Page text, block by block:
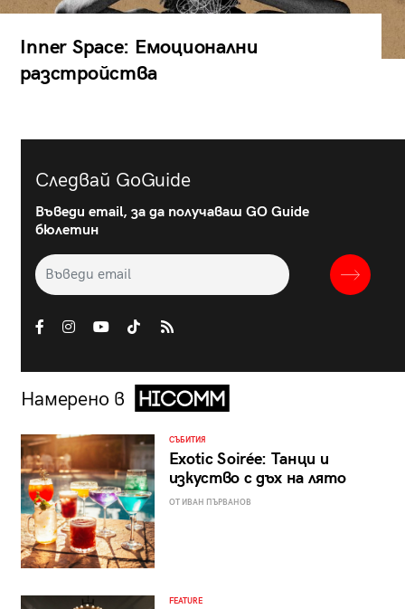
Inner Space: Емоционални
разстройства
Следвай GoGuide
Въведи email, за да получаваш GO Guide
бюлетин
Намерено в
СЪБИТИЯ
Exotic Soirée: Танци и
изкуство с дъх на лято
ОТ ИВАН ПЪРВАНОВ
FEATURE